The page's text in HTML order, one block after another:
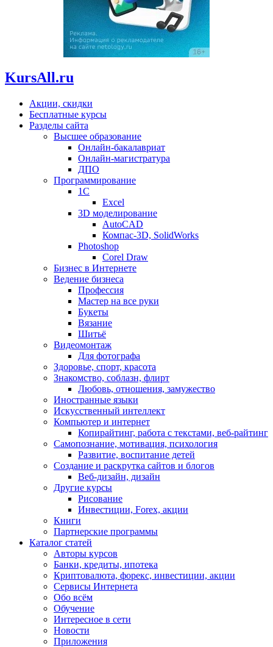
KursAll.ru
Акции, скидки
Бесплатные курсы
Разделы сайта
Высшее образование
Онлайн-бакалавриат
Онлайн-магистратура
ДПО
Программирование
1С
Excel
3D моделирование
AutoCAD
Компас-3D, SolidWorks
Photoshop
Corel Draw
Бизнес в Интернете
Ведение бизнеса
Профессия
Мастер на все руки
Букеты
Вязание
Шитьё
Видеомонтаж
Для фотографа
Здоровье, спорт, красота
Знакомство, соблазн, флирт
Любовь, отношения, замужество
Иностранные языки
Искусственный интеллект
Компьютер и интернет
Копирайтинг, работа с текстами, веб-райтинг
Самопознание, мотивация, психология
Развитие, воспитание детей
Создание и раскрутка сайтов и блогов
Веб-дизайн, дизайн
Другие курсы
Рисование
Инвестиции, Forex, акции
Книги
Партнерские программы
Каталог статей
Авторы курсов
Банки, кредиты, ипотека
Криптовалюта, форекс, инвестиции, акции
Сервисы Интернета
Обо всём
Обучение
Интересное в сети
Новости
Приложения